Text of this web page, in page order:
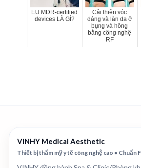
EU MDR-certified
devices LÀ GÌ?
Cải thiện vóc
dáng và làn da ở
bụng và hông
bằng công nghệ
RF
VINHY Medical Aesthetic
Thiết bị thẩm mỹ y tế công nghệ cao • Chuẩn